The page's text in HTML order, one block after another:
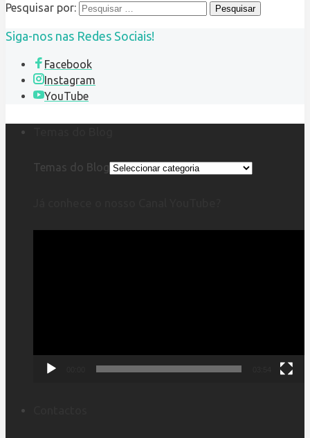
Pesquisar por:
Siga-nos nas Redes Sociais!
Facebook
Instagram
YouTube
Temas do Blog